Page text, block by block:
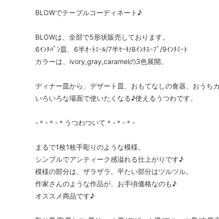
BLOWでテーブルコーディネート♪
BLOWは、全部で5形状販売しております。
6ｲﾝﾁﾊﾟﾝ皿、6半ｵｰﾄﾐｰﾙ/7半ｹｰｷ/8ｲﾝﾁｽｰﾌﾟ/9ｲﾝﾁﾐｰﾄ
カラーは、ivory,gray,caramelの3色展開。
ディナー皿から、デザート皿、おもてなしの食器、おうちカ
いろいろな場面で使いたくなる♪使えるうつわです。
-＊-＊-＊うつわついて＊-＊-＊-
まるで1枚1枚手彫りのような模様。
シンプルでアンティーク感溢れる仕上がりです♪
模様の部分は、ザラザラ。平たい部分はツルツル。
作家さんのような作品が、お手頃価格なのも♪
オススメ商品です♪